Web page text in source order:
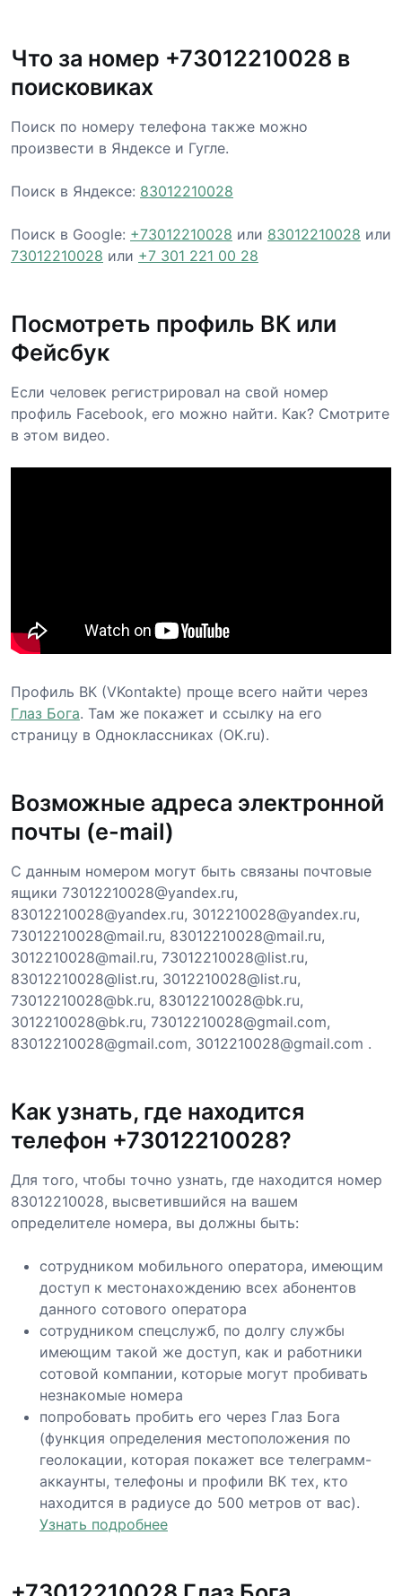
Что за номер +73012210028 в
поисковиках
Поиск по номеру телефона также можно
произвести в Яндексе и Гугле.
Поиск в Яндексе: 83012210028
Поиск в Google: +73012210028 или 83012210028 или
73012210028 или +7 301 221 00 28
Посмотреть профиль ВК или
Фейсбук
Если человек регистрировал на свой номер
профиль Facebook, его можно найти. Как? Смотрите
в этом видео.
Профиль ВК (VKontakte) проще всего найти через
Глаз Бога. Там же покажет и ссылку на его
страницу в Одноклассниках (OK.ru).
Возможные адреса электронной
почты (e-mail)
С данным номером могут быть связаны почтовые
ящики 73012210028@yandex.ru,
83012210028@yandex.ru, 3012210028@yandex.ru,
73012210028@mail.ru, 83012210028@mail.ru,
3012210028@mail.ru, 73012210028@list.ru,
83012210028@list.ru, 3012210028@list.ru,
73012210028@bk.ru, 83012210028@bk.ru,
3012210028@bk.ru, 73012210028@gmail.com,
83012210028@gmail.com, 3012210028@gmail.com .
Как узнать, где находится
телефон +73012210028?
Для того, чтобы точно узнать, где находится номер
83012210028, высветившийся на вашем
определителе номера, вы должны быть:
сотрудником мобильного оператора, имеющим
доступ к местонахождению всех абонентов
данного сотового оператора
сотрудником спецслужб, по долгу службы
имеющим такой же доступ, как и работники
сотовой компании, которые могут пробивать
незнакомые номера
попробовать пробить его через Глаз Бога
(функция определения местоположения по
геолокации, которая покажет все телеграмм-
аккаунты, телефоны и профили ВК тех, кто
находится в радиусе до 500 метров от вас).
Узнать подробнее